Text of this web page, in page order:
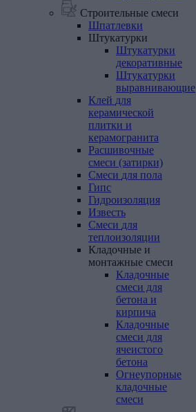
Строительные смеси
Шпатлевки
Штукатурки
Штукатурки
декоративные
Штукатурки
выравнивающие
Клей для
керамической
плитки и
керамогранита
Расшивочные
смеси (затирки)
Смеси для пола
Гипс
Гидроизоляция
Известь
Смеси для
теплоизоляции
Кладочные и
монтажные смеси
Кладочные
смеси для
бетона и
кирпича
Кладочные
смеси для
ячеистого
бетона
Огнеупорные
кладочные
смеси